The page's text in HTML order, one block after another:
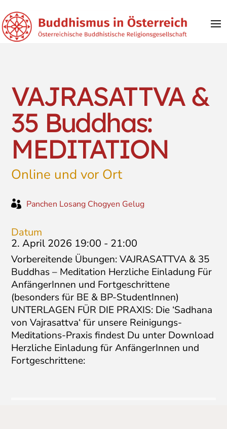
VAJRASATTVA &
35 Buddhas:
MEDITATION
Online und vor Ort
 Panchen Losang Chogyen Gelug
Datum
2. April 2026 19:00 - 21:00
Vorbereitende Übungen: VAJRASATTVA & 35
Buddhas – Meditation Herzliche Einladung Für
AnfängerInnen und Fortgeschrittene
(besonders für BE & BP-StudentInnen)
UNTERLAGEN FÜR DIE PRAXIS: Die ‘Sadhana
von Vajrasattva‘ für unsere Reinigungs-
Meditations-Praxis findest Du unter Download
Herzliche Einladung für AnfängerInnen und
Fortgeschrittene: